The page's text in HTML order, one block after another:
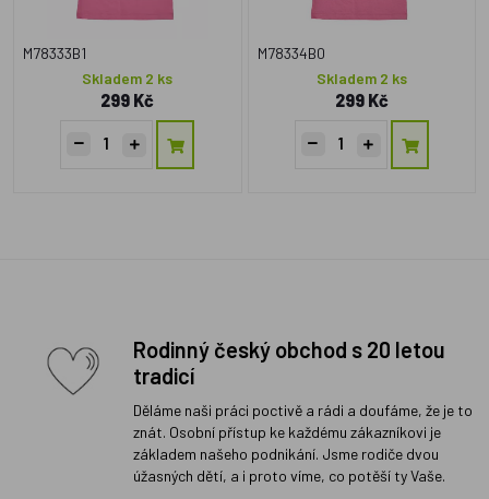
M78333B1
Skladem 2 ks
299 Kč
M78334B0
Skladem 2 ks
299 Kč
Rodinný český obchod s 20 letou
tradicí
Děláme naši práci poctivě a rádi a doufáme, že je to
znát. Osobní přístup ke každému zákazníkovi je
základem našeho podnikání. Jsme rodiče dvou
úžasných dětí, a i proto víme, co potěší ty Vaše.